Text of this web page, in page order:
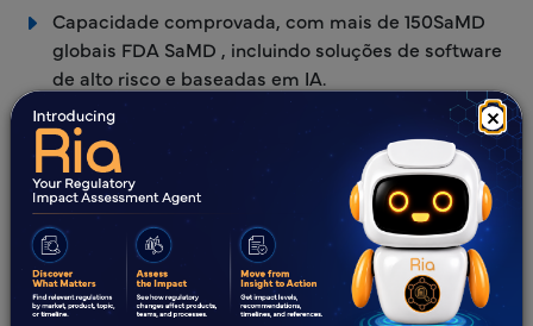
×
Capacidade comprovada, com mais de 150SaMD
globais FDA SaMD , incluindo soluções de software
de alto risco e baseadas em IA.
Experiência abrangente que inclui avaliação
clínicaFDA, sistemas de gestão da qualidade (SGQ)
em conformidade com a norma IEC 62304 e
conformidade em matéria de cibersegurança.
Guia regulatório global que facilita a entrada no
mercado nos US, na UE, no Canadá, na Austrália e
nos mercados emergentes.